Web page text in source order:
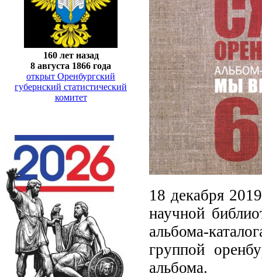
160 лет назад
8 августа 1866 года
открыт Оренбургский
губернский статистический
комитет
18 декабря
научной
альбома-
группой
альбома.